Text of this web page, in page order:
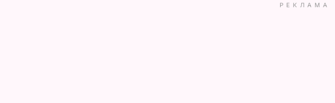
РЕКЛАМА